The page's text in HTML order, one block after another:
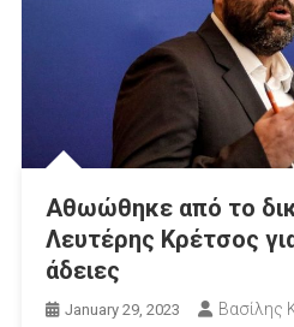
Αθωώθηκε από το
Λευτέρης Κρέτσος
άδειες
January 29, 2023 Βασίλης